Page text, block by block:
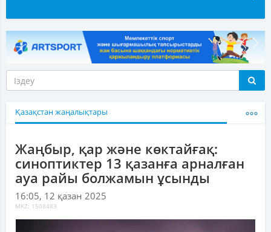
Қазақстан жаңалықтары
Жаңбыр, қар және көктайғақ:
синоптиктер 13 қазанға арналған
ауа райы болжамын ұсынды
16:05, 12 қазан 2025
MKZ: 1508483